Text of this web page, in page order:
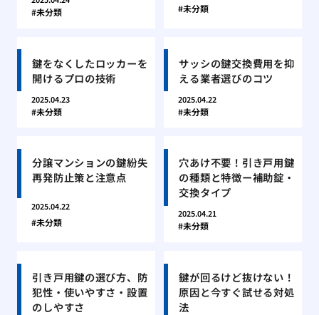
未分類 未分類
鍵をなくしたロッカーを
開けるプロの技術
2025.04.23
未分類
サッシの鍵交換費用を抑
える業者選びのコツ
2025.04.22
未分類
分譲マンションの鍵紛失
再発防止策と注意点
2025.04.22
未分類
穴あけ不要！引き戸用鍵
の種類と特徴ー補助錠・
交換タイプ
2025.04.21
未分類
引き戸用鍵の選び方、防
犯性・使いやすさ・設置
のしやすさ
鍵が回るけど抜けない！
原因と今すぐ試せる対処
法